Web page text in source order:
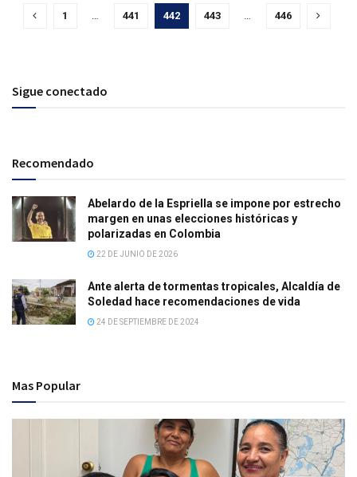
1 … 441 442 443 … 446
Sigue conectado
Recomendado
Abelardo de la Espriella se impone por estrecho
margen en unas elecciones históricas y
polarizadas en Colombia
22 DE JUNIO DE 2026
Ante alerta de tormentas tropicales, Alcaldía de
Soledad hace recomendaciones de vida
24 DE SEPTIEMBRE DE 2024
Mas Popular